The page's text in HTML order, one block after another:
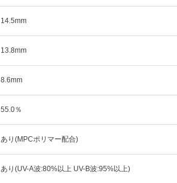
14.5mm
13.8mm
8.6mm
55.0％
あり(MPCポリマー配合)
あり(UV-A波:80%以上 UV-B波:95%以上)